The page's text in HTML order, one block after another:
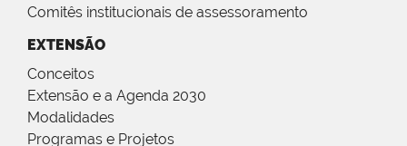
Comitês institucionais de assessoramento
EXTENSÃO
Conceitos
Extensão e a Agenda 2030
Modalidades
Programas e Projetos